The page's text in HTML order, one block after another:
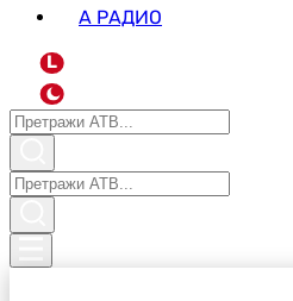
А РАДИО
L